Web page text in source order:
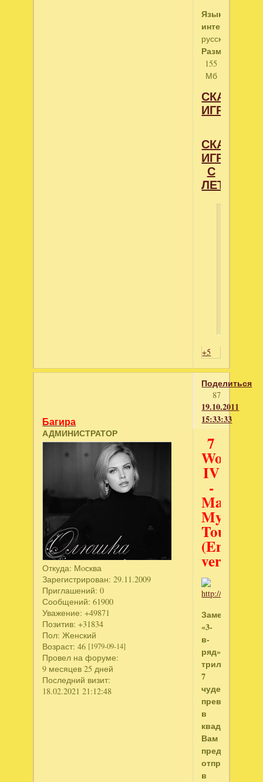
Язык
интерфейса:
русский
Размер:
155
Мб
СКАЧАТЬ
ИГРУ
СКАЧАТЬ
ИГРУ
С
ЛЕТИТБИТ
+5
Поделиться
87
19.10.2011
15:33:33
Багира
АДМИНИСТРАТОР
Откуда: Мoсква
Зарегистрирован: 29.11.2009
Приглашений: 0
Сообщений: 61900
Уважение: +49871
Позитив: +31834
Пол: Женский
Возраст: 46 [1979-09-14]
Провел на форуме:
9 месяцев 25 дней
Последний визит:
18.02.2021 21:12:48
7
Wonders
IV
-
Magical
Mystery
Tour
(English
version)
«3-
в-
ряд»
трилогия
7
чудес
превратилась
в
квадрологию!
Вам
предстоит
отправиться
в